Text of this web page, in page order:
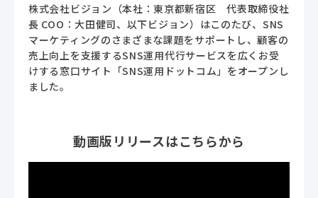
株式会社ビジョン（本社：東京都新宿区 代表取締役社
長 COO ：大田健司、以下ビジョン）はこのたび、 SNS
マーケティングのさまざまな課題をサポートし、顧客の
売上向上を支援するSNS運用代行サービスを広くお受
けする窓口サイト「SNS運用ドットコム」をオープンし
ました。
動画版リリースはこちらから